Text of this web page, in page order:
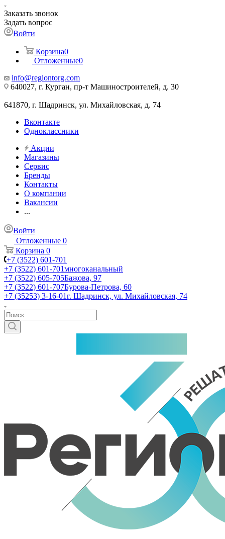
Заказать звонок
Задать вопрос
Войти
Корзина0
Отложенные0
info@regiontorg.com
640027, г. Курган, пр-т Машиностроителей, д. 30
641870, г. Шадринск, ул. Михайловская, д. 74
Вконтакте
Одноклассники
Акции
Магазины
Сервис
Бренды
Контакты
О компании
Вакансии
...
Войти
Отложенные 0
Корзина 0
+7 (3522) 601-701
+7 (3522) 601-701многоканальный
+7 (3522) 605-705Бажова, 97
+7 (3522) 601-707Бурова-Петрова, 60
+7 (35253) 3-16-01г. Шадринск, ул. Михайловская, 74